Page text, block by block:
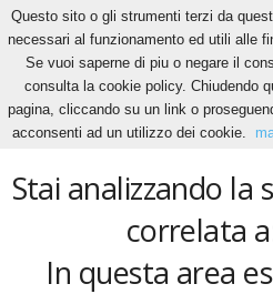
Home Tags Top10
top10
Stai analizzando la
correlata
In questa area
Questo sito o gli strumenti terzi da
necessari al funzionamento ed utili alle
Se vuoi saperne di piu o negare il
consulta la cookie policy. Chiudendo
pagina, cliccando su un link o
acconsenti ad un utilizzo dei cookie.